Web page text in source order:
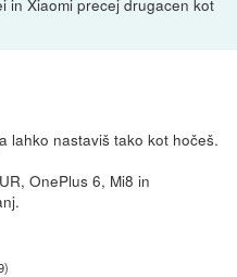
in Xiaomi precej drugacen kot
lahko nastaviš tako kot hočeš.
OnePlus 6, Mi8 in
)